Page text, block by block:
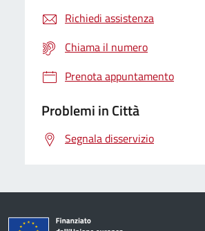
Richiedi assistenza
Chiama il numero
Prenota appuntamento
Problemi in Città
Segnala disservizio